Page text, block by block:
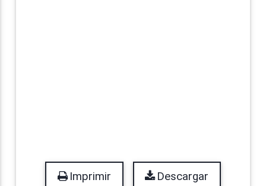
Imprimir Descargar